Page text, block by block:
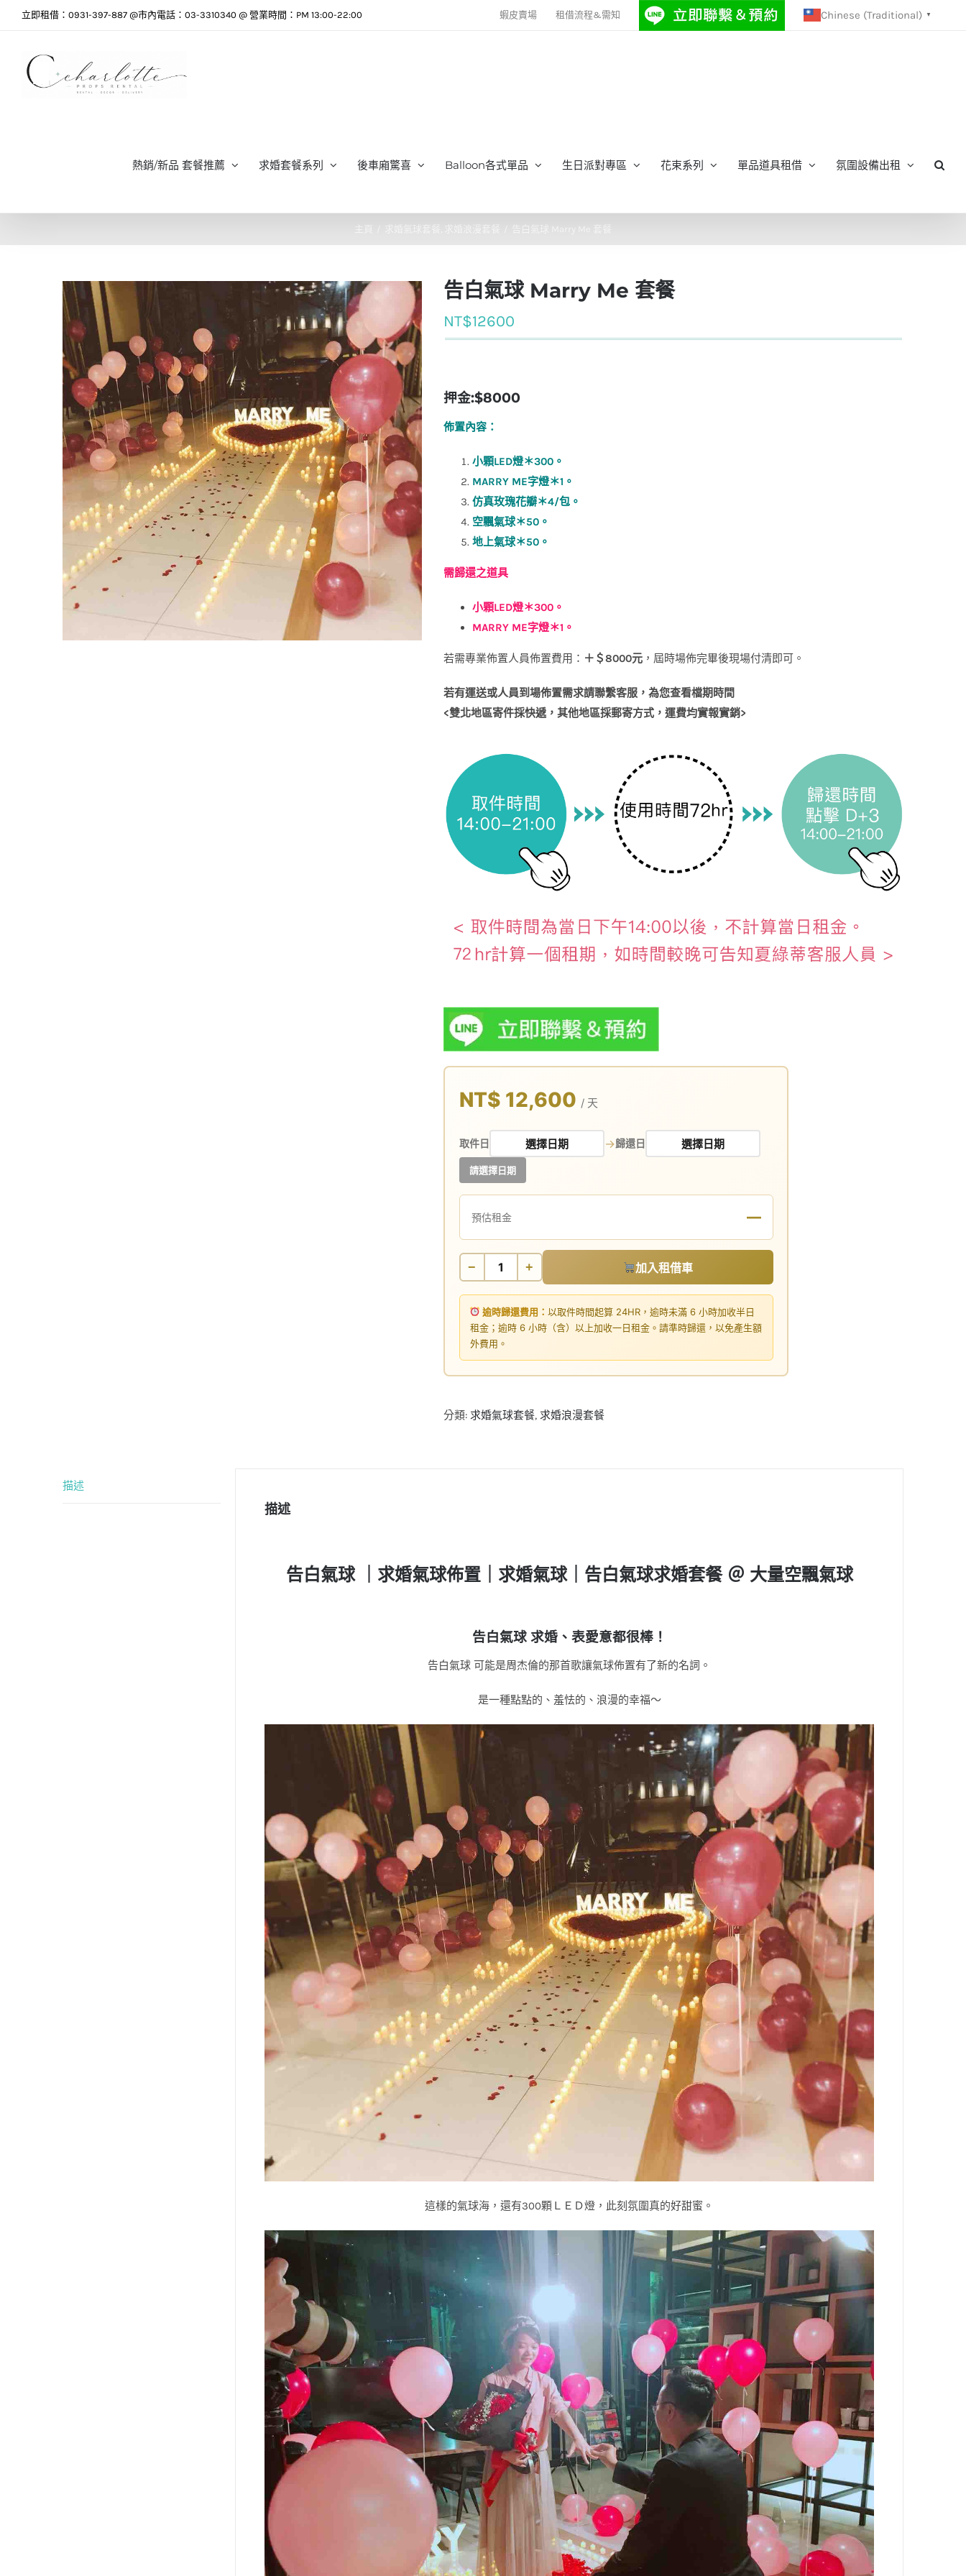
立即租借：0931-397-887 @市內電話：03-3310340 @ 營業時間：PM 13:00-22:00 蝦皮賣場 租借流程&需知 Chinese (Traditional) ▼
熱銷/新品 套餐推薦 求婚套餐系列 後車廂驚喜 Balloon各式單品 生日派對專區 花束系列 單品道具租借 氛圍設備出租
求婚氣球套餐 求婚浪漫套餐 告白氣球 Marry Me 套餐
告白氣球 Marry Me 套餐
NT$12600
押金:$8000
佈置內容：
小顆LED燈＊300。
MARRY ME字燈＊1。
仿真玫瑰花瓣＊4/包。
空飄氣球＊50。
地上氣球＊50。
需歸還之道具
小顆LED燈＊300。
MARRY ME字燈＊1。
若需專業佈置人員佈置費用： ＋＄8000元 ，屆時場佈完畢後現場付清即可。
若有運送或人員到場佈置需求請聯繫客服，為您查看檔期時間
<雙北地區寄件採快遞，其他地區採郵寄方式，運費均實報實銷>
NT$ 12,600 / 天
取件日 →歸還日
請選擇日期
預估租金 —
− + 加入租借車
逾時歸還費用：以取件時間起算 24HR，逾時未滿 6 小時加收半日
租金；逾時 6 小時（含）以上加收一日租金。請準時歸還，以免產生額
外費用。
分類: 求婚氣球套餐, 求婚浪漫套餐
描述
描述
告白氣球 ｜求婚氣球佈置｜求婚氣球｜告白氣球求婚套餐 ＠ 大量空飄氣球
告白氣球 求婚、表愛意都很棒！
告白氣球 可能是周杰倫的那首歌讓氣球佈置有了新的名詞。
是一種點點的、羞怯的、浪漫的幸福～
這樣的氣球海，還有300顆ＬＥＤ燈，此刻氛圍真的好甜蜜。